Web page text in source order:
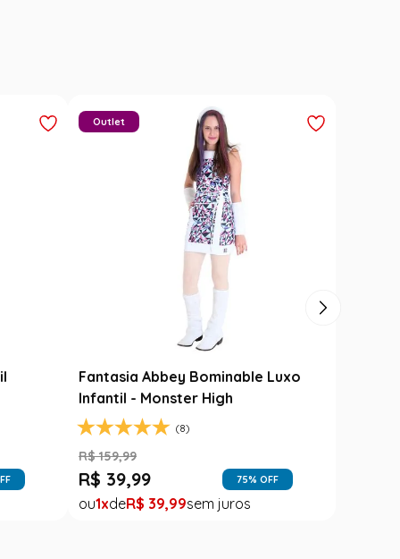
Fantasia Abbey Bominable Luxo
Infantil - Monster High
(8)
Outlet
R$ 159,99
R$ 39,99 75% OFF
1 R$ 39,99